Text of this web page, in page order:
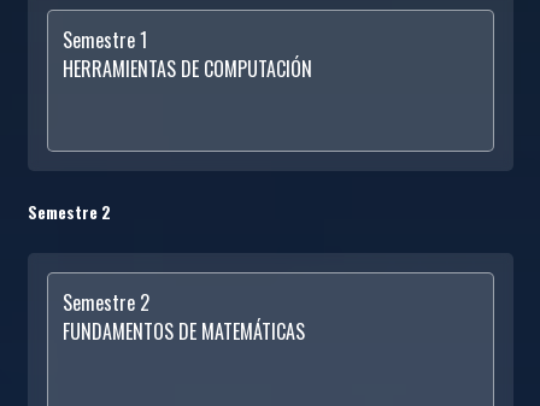
Semestre 1
HERRAMIENTAS DE COMPUTACIÓN
Semestre 2
Semestre 2
FUNDAMENTOS DE MATEMÁTICAS